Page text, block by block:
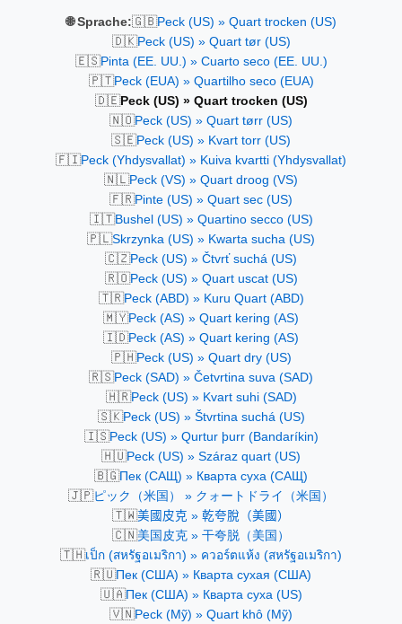
🌐 Sprache:🇬🇧Peck (US) » Quart trocken (US)
🇩🇰Peck (US) » Quart tør (US)
🇪🇸Pinta (EE. UU.) » Cuarto seco (EE. UU.)
🇵🇹Peck (EUA) » Quartilho seco (EUA)
🇩🇪Peck (US) » Quart trocken (US)
🇳🇴Peck (US) » Quart tørr (US)
🇸🇪Peck (US) » Kvart torr (US)
🇫🇮Peck (Yhdysvallat) » Kuiva kvartti (Yhdysvallat)
🇳🇱Peck (VS) » Quart droog (VS)
🇫🇷Pinte (US) » Quart sec (US)
🇮🇹Bushel (US) » Quartino secco (US)
🇵🇱Skrzynka (US) » Kwarta sucha (US)
🇨🇿Peck (US) » Čtvrť suchá (US)
🇷🇴Peck (US) » Quart uscat (US)
🇹🇷Peck (ABD) » Kuru Quart (ABD)
🇲🇾Peck (AS) » Quart kering (AS)
🇮🇩Peck (AS) » Quart kering (AS)
🇵🇭Peck (US) » Quart dry (US)
🇷🇸Peck (SAD) » Četvrtina suva (SAD)
🇭🇷Peck (US) » Kvart suhi (SAD)
🇸🇰Peck (US) » Štvrtina suchá (US)
🇮🇸Peck (US) » Qurtur þurr (Bandaríkin)
🇭🇺Peck (US) » Száraz quart (US)
🇧🇬Пек (САЩ) » Кварта суха (САЩ)
🇯🇵ピック（米国） » クォートドライ（米国）
🇹🇼美國皮克 » 乾夸脫（美國）
🇨🇳美国皮克 » 干夸脱（美国）
🇹🇭เป็ก (สหรัฐอเมริกา) » ควอร์ตแห้ง (สหรัฐอเมริกา)
🇷🇺Пек (США) » Кварта сухая (США)
🇺🇦Пек (США) » Кварта суха (US)
🇻🇳Peck (Mỹ) » Quart khô (Mỹ)